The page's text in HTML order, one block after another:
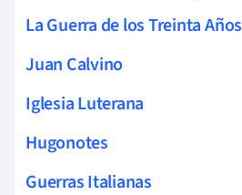
La Guerra de los Treinta Años
Juan Calvino
Iglesia Luterana
Hugonotes
Guerras Italianas